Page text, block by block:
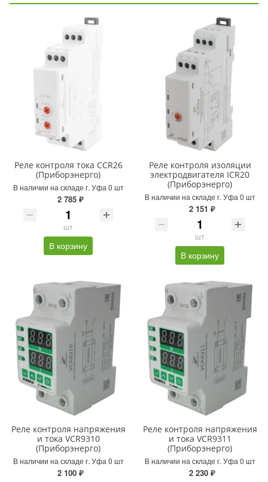
Реле контроля тока CCR26
(Приборэнерго)
В наличии на складе г. Уфа 0 шт
2 785 ₽
шт
В корзину
Реле контроля изоляции
электродвигателя ICR20
(Приборэнерго)
В наличии на складе г. Уфа 0 шт
2 151 ₽
шт
В корзину
Реле контроля напряжения
и тока VCR9310
(Приборэнерго)
В наличии на складе г. Уфа 0 шт
2 100 ₽
Реле контроля напряжения
и тока VCR9311
(Приборэнерго)
В наличии на складе г. Уфа 0 шт
2 230 ₽